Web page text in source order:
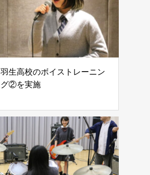
羽生高校のボイストレーニン
グ②を実施